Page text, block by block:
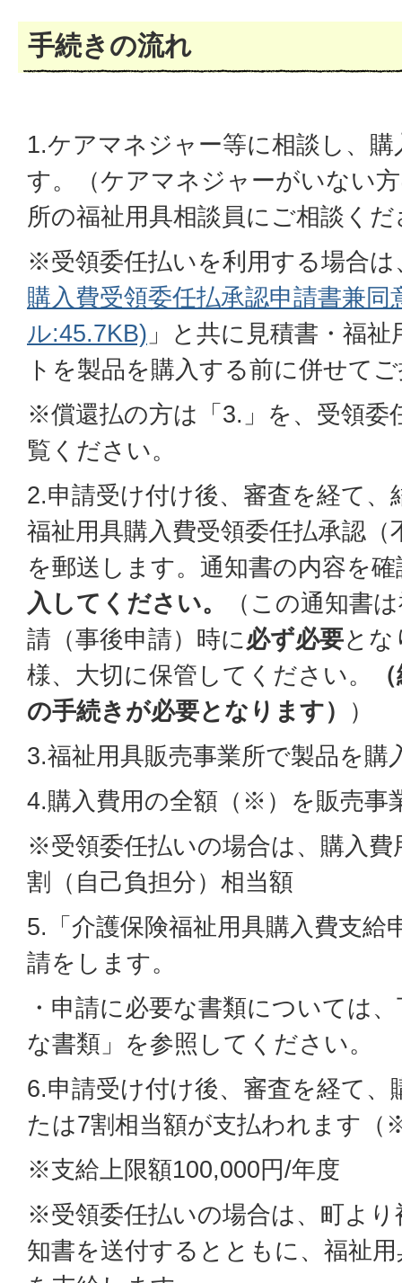
手続きの流れ
1.ケアマネジャー等に相談し、
す。（ケアマネジャーがいない
所の福祉用具相談員にご相談く
※受領委任払いを利用する場合は
購入費受領委任払承認申請書兼
ル:45.7KB) 」と共に見積書・福
トを製品を購入する前に併せて
※償還払の方は「3.」を、受領委
覧ください。
2.申請受け付け後、審査を経て、
福祉用具購入費受領委任払承認（
を郵送します。通知書の内容を
入してください。
（この通知書
請（事後申請）時に必ず必要と
様、大切に保管してください。
の手続きが必要となります）
）
3.福祉用具販売事業所で製品を購
4.購入費用の全額（※）を販売事
※受領委任払いの場合は、購入費
割（自己負担分）相当額
5.「介護保険福祉用具購入費支給
請をします。
・申請に必要な書類については
な書類」を参照してください。
6.申請受け付け後、審査を経て、
たは7割相当額が支払われます（
※支給上限額100,000円/年度
※受領委任払いの場合は、町より
知書を送付するとともに、福祉